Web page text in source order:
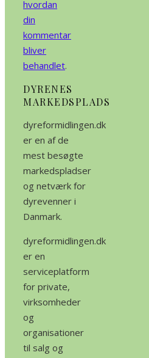
hvordan
din
kommentar
bliver
behandlet.
DYRENES
MARKEDSPLADS
dyreformidlingen.dk
er en af de
mest besøgte
markedspladser
og netværk for
dyrevenner i
Danmark.
dyreformidlingen.dk
er en
serviceplatform
for private,
virksomheder
og
organisationer
til salg og